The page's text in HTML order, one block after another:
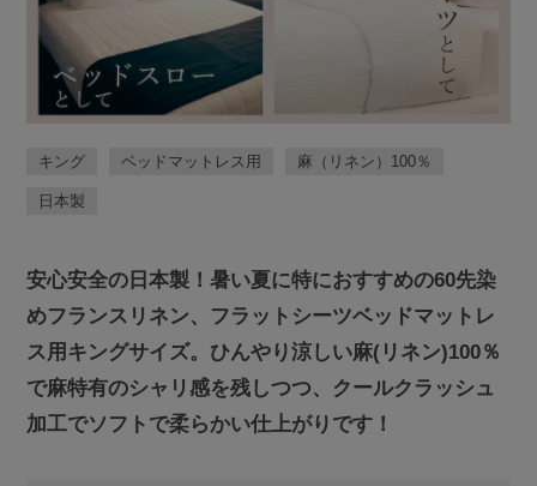
キング ベッドマットレス用 麻（リネン）100％
日本製
安心安全の日本製！暑い夏に特におすすめの60先染
めフランスリネン、フラットシーツベッドマットレ
ス用キングサイズ。ひんやり涼しい麻(リネン)100％
で麻特有のシャリ感を残しつつ、クールクラッシュ
加工でソフトで柔らかい仕上がりです！